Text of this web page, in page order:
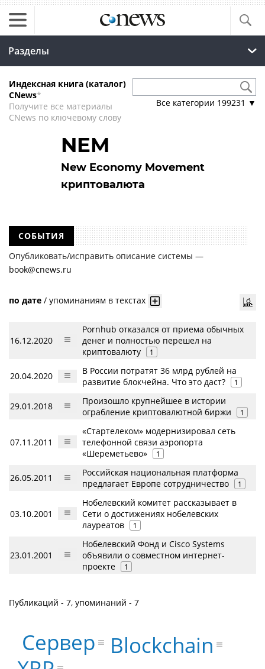
Разделы
Индексная книга (каталог)
CNews*
Получите все материалы
CNews по ключевому слову
Все категории 199231 ▼
NEM
New Economy Movement
криптовалюта
СОБЫТИЯ
Опубликовать/исправить описание системы —
book@cnews.ru
по дате / упоминаниям в текстах
16.12.2020
Pornhub отказался от приема обычных
денег и полностью перешел на
криптовалюту
1
20.04.2020
В России потратят 36 млрд рублей на
развитие блокчейна. Что это даст?
1
29.01.2018
Произошло крупнейшее в истории
ограбление криптовалютной биржи
1
07.11.2011
«Стартелеком» модернизировал сеть
телефонной связи аэропорта
«Шереметьево»
1
26.05.2011
Российская национальная платформа
предлагает Европе сотрудничество
1
03.10.2001
Нобелевский комитет рассказывает в
Сети о достижениях нобелевских
лауреатов
1
23.01.2001
Нобелевский Фонд и Cisco Systems
объявили о совместном интернет-
проекте
1
Публикаций - 7, упоминаний - 7
Blockchain
Сервер